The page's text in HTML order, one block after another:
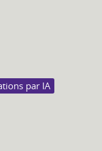
par IA